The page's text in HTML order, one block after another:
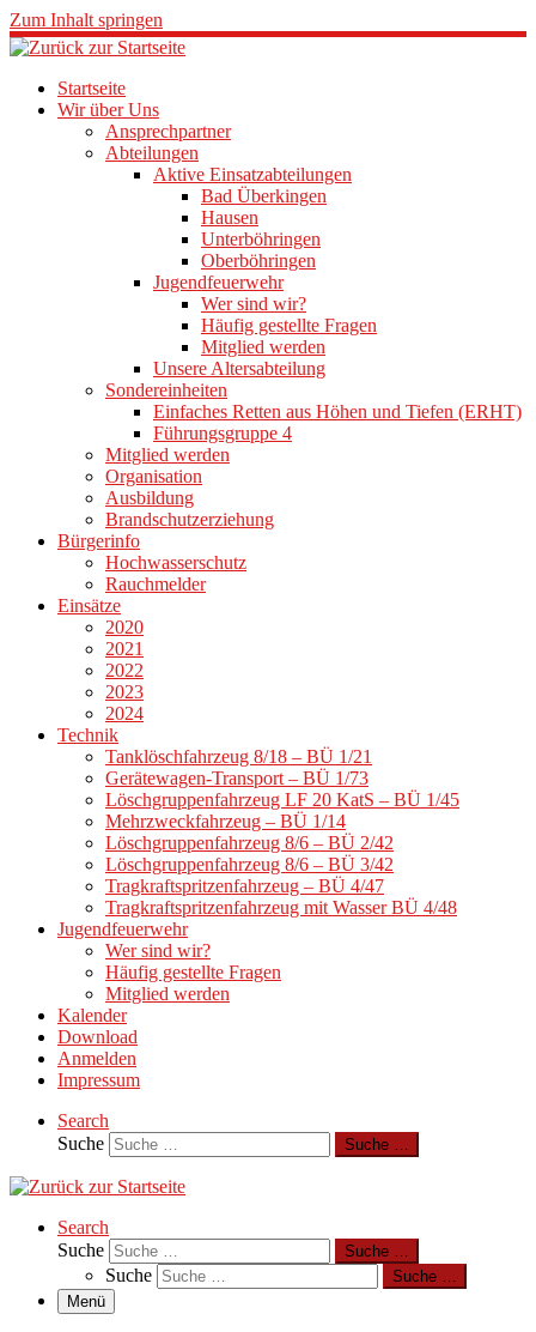
Zum Inhalt springen
Startseite
Wir über Uns
Ansprechpartner
Abteilungen
Aktive Einsatzabteilungen
Bad Überkingen
Hausen
Unterböhringen
Oberböhringen
Jugendfeuerwehr
Wer sind wir?
Häufig gestellte Fragen
Mitglied werden
Unsere Altersabteilung
Sondereinheiten
Einfaches Retten aus Höhen und Tiefen (ERHT)
Führungsgruppe 4
Mitglied werden
Organisation
Ausbildung
Brandschutzerziehung
Bürgerinfo
Hochwasserschutz
Rauchmelder
Einsätze
2020
2021
2022
2023
2024
Technik
Tanklöschfahrzeug 8/18 – BÜ 1/21
Gerätewagen-Transport – BÜ 1/73
Löschgruppenfahrzeug LF 20 KatS – BÜ 1/45
Mehrzweckfahrzeug – BÜ 1/14
Löschgruppenfahrzeug 8/6 – BÜ 2/42
Löschgruppenfahrzeug 8/6 – BÜ 3/42
Tragkraftspritzenfahrzeug – BÜ 4/47
Tragkraftspritzenfahrzeug mit Wasser BÜ 4/48
Jugendfeuerwehr
Wer sind wir?
Häufig gestellte Fragen
Mitglied werden
Kalender
Download
Anmelden
Impressum
Search
Suche
Suche …
Search
Suche
Suche …
Suche
Suche …
Menü